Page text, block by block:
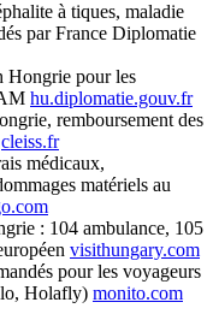
à tiques, maladie
par France Diplomatie
Hongrie pour les
hu.diplomatie.gouv.fr
remboursement des
cleiss.fr
médicaux,
matériels au
: 104 ambulance, 105
visithungary.com
pour les voyageurs
Holafly) monito.com